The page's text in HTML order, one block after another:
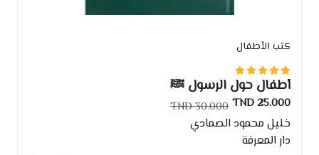
كتب الأطفال
أطفال حول الرسول ﷺ
25.000 TND
30.000 TND
خليل محمود الصمادي
دار المعرفة